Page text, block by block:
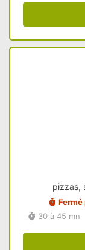
pizzas,
30 à 45 mn